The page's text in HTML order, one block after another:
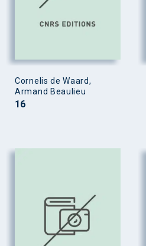
Cornelis de Waard,
Armand Beaulieu
16